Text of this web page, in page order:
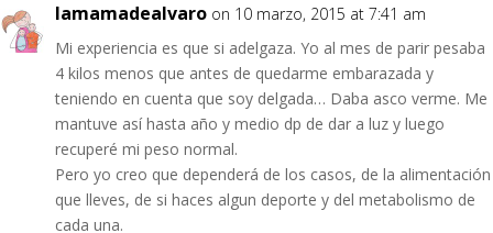
lamamadealvaro on 10 marzo, 2015 at 7:41 am
Mi experiencia es que si adelgaza. Yo al mes de parir pesaba
4 kilos menos que antes de quedarme embarazada y
teniendo en cuenta que soy delgada… Daba asco verme. Me
mantuve así hasta año y medio dp de dar a luz y luego
recuperé mi peso normal.
Pero yo creo que dependerá de los casos, de la alimentación
que lleves, de si haces algun deporte y del metabolismo de
cada una.